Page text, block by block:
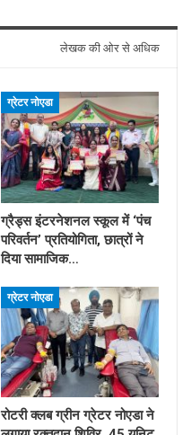
लेखक की ओर से अधिक
ग्रेटर नोएडा
ग्रैड्स इंटरनेशनल स्कूल में ‘पंच
परिवर्तन’ प्रतियोगिता, छात्रों ने
दिया सामाजिक…
ग्रेटर नोएडा
रोटरी क्लब ग्रीन ग्रेटर नोएडा ने